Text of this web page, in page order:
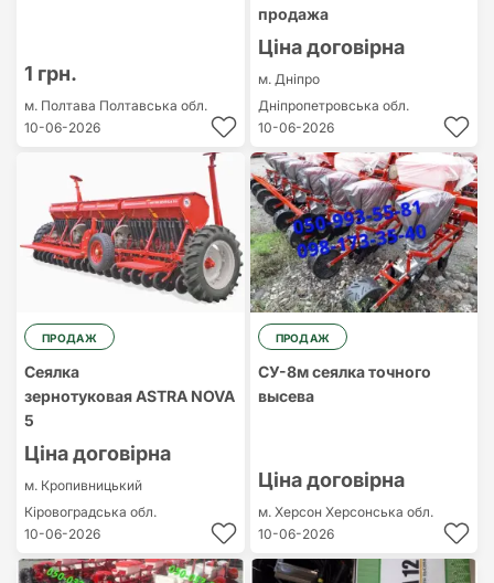
1 грн.
м. Полтава Полтавська обл.
10-06-2026
продажа
Ціна договірна
м. Дніпро
Дніпропетровська обл.
10-06-2026
ПРОДАЖ
Сеялка
зернотуковая ASTRA NOVA
5
Ціна договірна
м. Кропивницький
Кіровоградська обл.
10-06-2026
ПРОДАЖ
СУ-8м сеялка точного
высева
Ціна договірна
м. Херсон Херсонська обл.
10-06-2026